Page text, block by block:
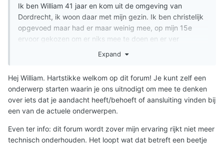
Ik ben William 41 jaar en kom uit de omgeving van
Dordrecht, ik woon daar met mijn gezin. Ik ben christelijk
opgevoed maar had er maar weinig mee, op mijn 15e
ervoor gekozen om er niks mee te doen en er ver
vandaan te blijven. In het leven wat volgede een hoop
diepe dalen gekent maar dacht het nog steeds zelf te
mijn leven. Ik begon weer te bidden, wat bijbel te lezen
uiteraard met de nodige tegenzin maar ergens voelde het
goed. Ik kreeg wat christelijke mensen om mij heen die er
voor mij waren op dit gebied wat leide tot mijn bekering
feb 2025 en doop tijdens pasen 2025. Ik zou het leuk
vinden om met andere christenen in contact te komen.
Expand
Hej William. Hartstikke welkom op dit forum! Je kunt zelf een
onderwerp starten waarin je ons uitnodigt om mee te denken
over iets dat je aandacht heeft/behoeft of aansluiting vinden bij
een van de actuele onderwerpen.
Even ter info: dit forum wordt zover mijn ervaring rijkt niet meer
technisch onderhouden. Het loopt wat dat betreft een beetje